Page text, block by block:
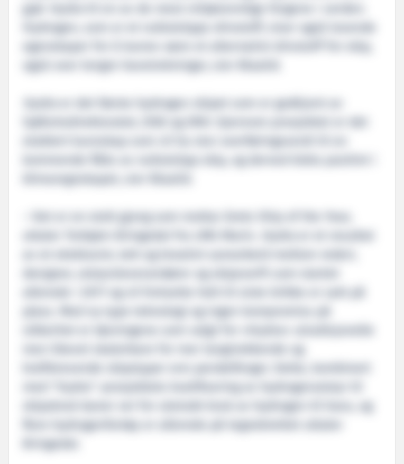
gjør
til en av de mest miljøvennlige fergene i verden.
Hydrogen, som er et nullutslipps drivstoff, viser også lovende
egenskaper for å kunne være et alternativt drivstoff for skip,
også over lengre havstrekninger, sier Blaalid.
Hydra
er det første hydrogen skipet som er godkjent av
etablert kunnskap som vil ha stor overføringsverdi til en
kommende flåte av nullutslipp skip, og derved bidra positivt i
klimaregnskapet, sier Blaalid.
– Det er en stolt gjeng som mottar årets Ship of the Year,
uttaler Torbjørn Bringedal fra LMG Marin.
er et resultat
designer, utstyrsleverandører og skipsverft som startet
plass. Med ny type teknologi og ingen kompromiss på
sikkerhet er løsningene som valgt for «Hydra» utradisjonelle
men likevel skalerbare for mer langtrekkende og
kraftkrevende skipstyper enn pendelferger. Dette, kombinert
med "Hydra"-prosjektets kvalifisering av hydrogenutstyr til
skipsbruk baner vei for utstrakt bruk av hydrogen til havs, og
flere hydrogenfartøy er allerede på tegnebrettet uttaler
Bringedal.